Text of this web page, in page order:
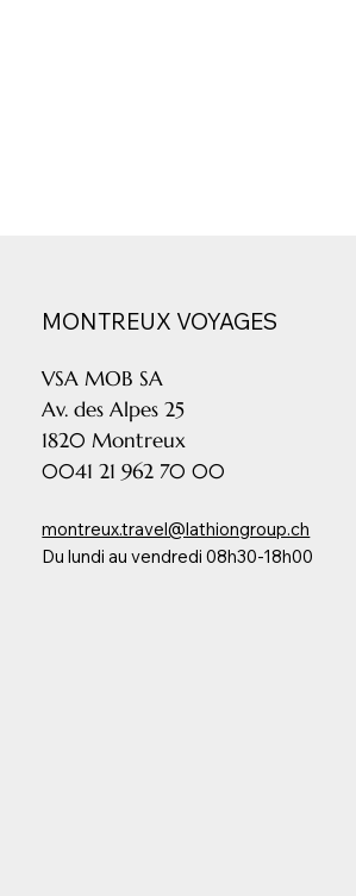
MONTREUX VOYAGES
VSA MOB SA
Av. des Alpes 25
1820 Montreux
0041 21 962 70 00
montreux.travel@lathiongroup.ch
Du lundi au vendredi 08h30-18h00